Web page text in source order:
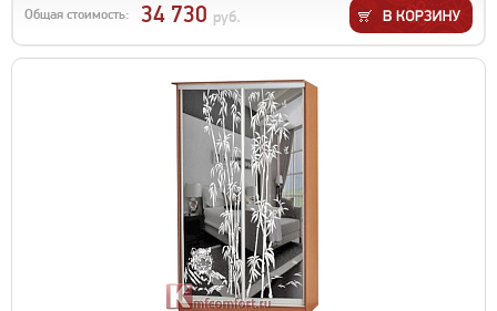
Общая стоимость: 34 730 руб.